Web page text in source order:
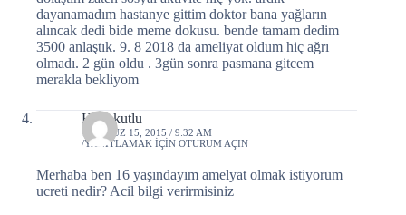
dayanamadım hastanye gittim doktor bana yağların
alıncak dedi bide meme dokusu. bende tamam dedim
3500 anlaştık. 9. 8 2018 da ameliyat oldum hiç ağrı
olmadı. 2 gün oldu . 3gün sonra pasmana gitcem
merakla bekliyom
Halil kutlu
TEMMUZ 15, 2015 / 9:32 AM
YANITLAMAK IÇIN OTURUM AÇIN
Merhaba ben 16 yaşındayım amelyat olmak istiyorum
ucreti nedir? Acil bilgi verirmisiniz